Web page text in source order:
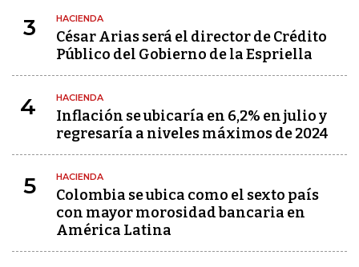
3 HACIENDA
César Arias será el director de Crédito
Público del Gobierno de la Espriella
4 HACIENDA
Inflación se ubicaría en 6,2% en julio y
regresaría a niveles máximos de 2024
5 HACIENDA
Colombia se ubica como el sexto país
con mayor morosidad bancaria en
América Latina